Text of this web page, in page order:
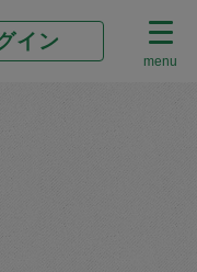
イン
menu